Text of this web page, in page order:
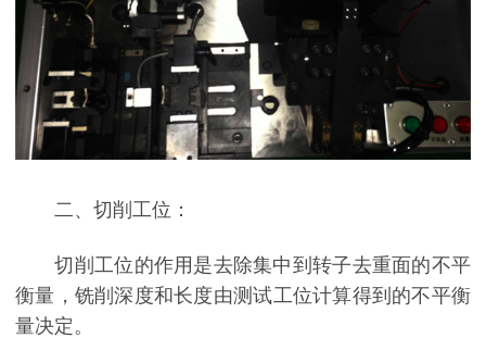
二、切削工位：
切削工位的作用是去除集中到转子去重面的不平
衡量，铣削深度和长度由测试工位计算得到的不平衡
量决定。